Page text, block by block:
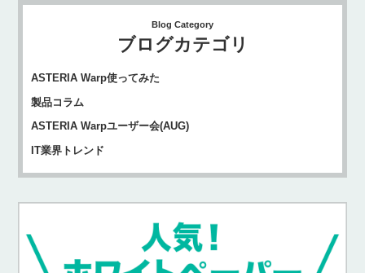
Blog Category
ブログカテゴリ
ASTERIA Warp使ってみた
製品コラム
ASTERIA Warpユーザー会(AUG)
IT業界トレンド